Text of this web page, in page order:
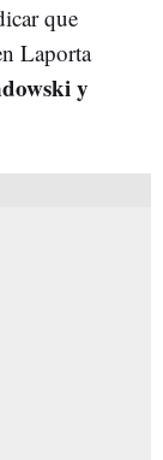
que
Laporta
y